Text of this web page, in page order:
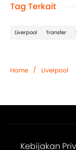
Tag Terkait
Liverpool Transfer
Home / Liverpool
Kebijakan